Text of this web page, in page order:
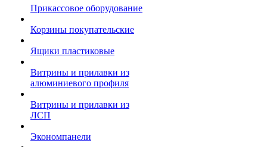
Прикассовое оборудование
Корзины покупательские
Ящики пластиковые
Витрины и прилавки из
алюминиевого профиля
Витрины и прилавки из
ЛСП
Экономпанели